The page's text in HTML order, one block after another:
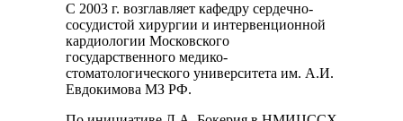
С 2003 г. возглавляет кафедру сердечно-
сосудистой хирургии и интервенционной
кардиологии Московского
государственного медико-
стоматологического университета им. А.И.
Евдокимова МЗ РФ.